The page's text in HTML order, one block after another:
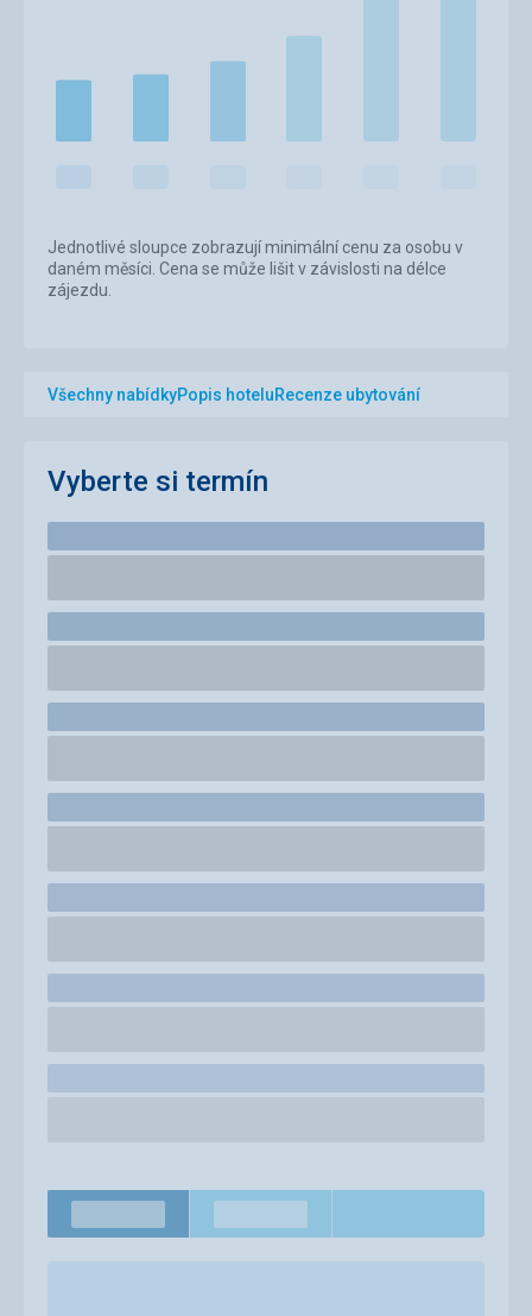
Jednotlivé sloupce zobrazují minimální cenu za osobu v
daném měsíci. Cena se může lišit v závislosti na délce
zájezdu.
Všechny nabídkyPopis hoteluRecenze ubytování
Vyberte si termín